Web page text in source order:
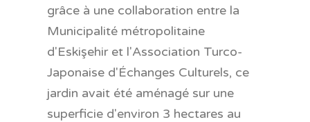
grâce à une collaboration entre la
Municipalité métropolitaine
d'Eskişehir et l'Association Turco-
Japonaise d'Échanges Culturels, ce
jardin avait été aménagé sur une
superficie d'environ 3 hectares au